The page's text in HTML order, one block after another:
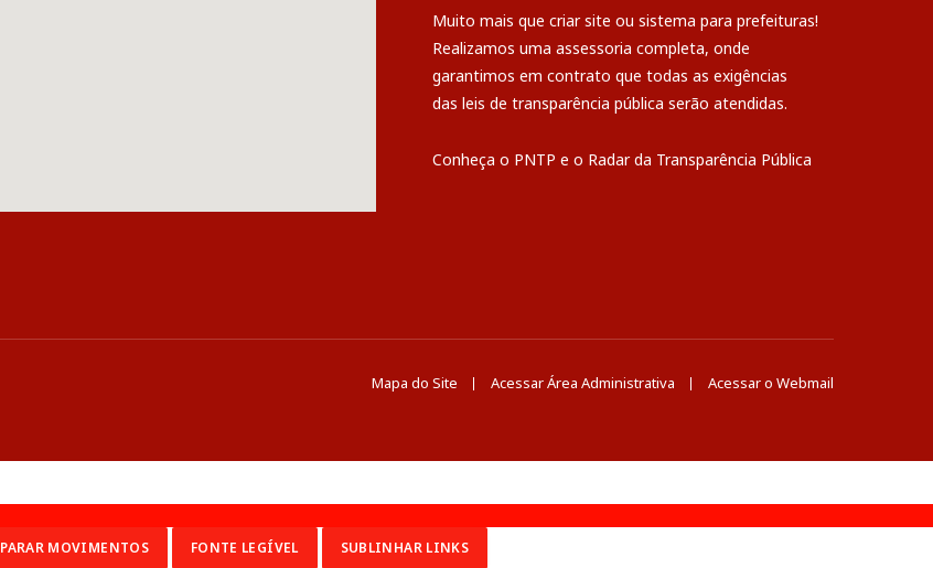
Muito mais que criar site ou sistema para prefeituras!
Realizamos uma assessoria completa, onde
garantimos em contrato que todas as exigências
das leis de transparência pública serão atendidas.
Conheça o PNTP e o Radar da Transparência Pública
Mapa do Site Acessar Área Administrativa Acessar o Webmail
PARAR MOVIMENTOS FONTE LEGÍVEL SUBLINHAR LINKS